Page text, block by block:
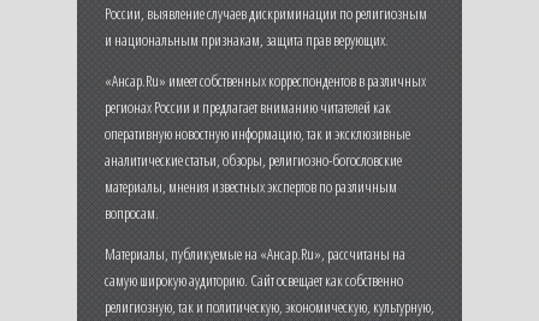
России, выявление случаев дискриминации по религиозным
и национальным признакам, защита прав верующих.
«Ансар.Ru» имеет собственных корреспондентов в различных
регионах России и предлагает вниманию читателей как
оперативную новостную информацию, так и эксклюзивные
аналитические статьи, обзоры, религиозно-богословские
материалы, мнения известных экспертов по различным
вопросам.
Материалы, публикуемые на «Ансар.Ru», рассчитаны на
самую широкую аудиторию. Сайт освещает как собственно
религиозную, так и политическую, экономическую, культурную,